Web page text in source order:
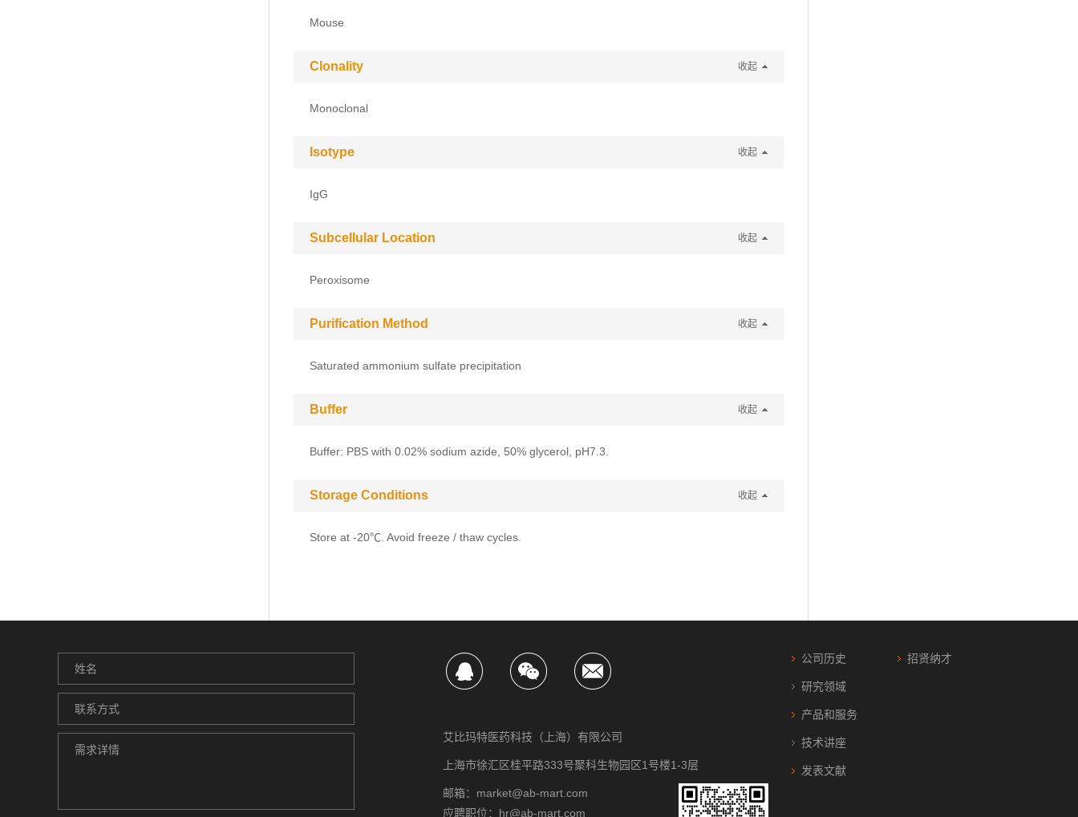
Mouse
Clonality 收起
Monoclonal
Isotype 收起
IgG
Subcellular Location 收起
Peroxisome
Purification Method 收起
Saturated ammonium sulfate precipitation
Buffer 收起
Buffer: PBS with 0.02% sodium azide, 50% glycerol, pH7.3.
Storage Conditions 收起
Store at -20℃. Avoid freeze / thaw cycles.
艾比玛特医药科技（上海）有限公司
上海市徐汇区桂平路333号聚科生物园区1号楼1-3层
邮箱：market@ab-mart.com
应聘职位：hr@ab-mart.com
公司历史
研究领域
产品和服务
技术讲座
发表文献
招贤纳才